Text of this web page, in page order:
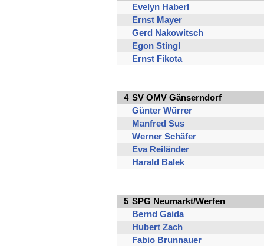
Evelyn Haberl
Ernst Mayer
Gerd Nakowitsch
Egon Stingl
Ernst Fikota
4 SV OMV Gänserndorf
Günter Würrer
Manfred Sus
Werner Schäfer
Eva Reiländer
Harald Balek
5 SPG Neumarkt/Werfen
Bernd Gaida
Hubert Zach
Fabio Brunnauer